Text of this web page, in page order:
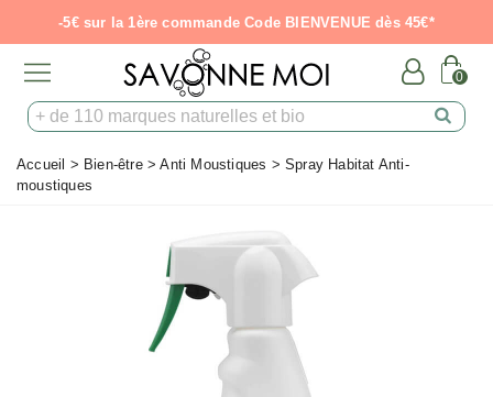
-5€ sur la 1ère commande Code BIENVENUE dès 45€*
0
Accueil > Bien-être > Anti Moustiques > Spray Habitat Anti-
moustiques